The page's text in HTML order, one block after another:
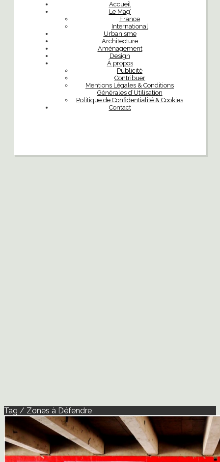
Accueil
Le Mag’
France
International
Urbanisme
Architecture
Aménagement
Design
À propos
Publicité
Contribuer
Mentions Légales & Conditions
Générales d’Utilisation
Politique de Confidentialité & Cookies
Contact
Tag / Zones à Défendre